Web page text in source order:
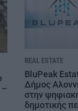
REAL ESTATE
BluPeak
Δήμος
στην
δημοτικής